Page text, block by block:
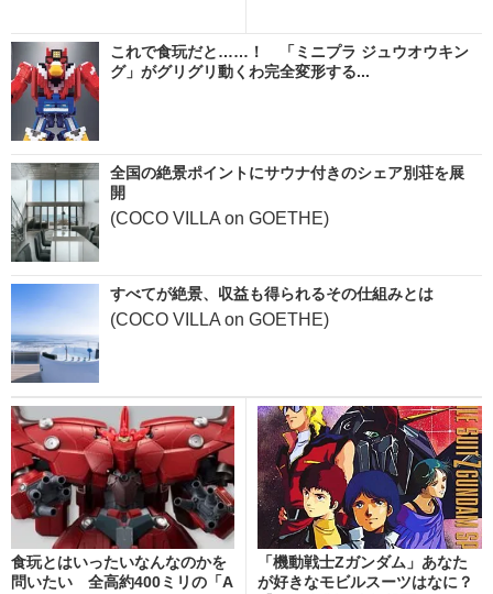
これで食玩だと……！ 「ミニプラ ジュウオウキン
グ」がグリグリ動くわ完全変形する...
全国の絶景ポイントにサウナ付きのシェア別荘を展
開
(COCO VILLA on GOETHE)
すべてが絶景、収益も得られるその仕組みとは
(COCO VILLA on GOETHE)
食玩とはいったいなんなのかを
問いたい 全高約400ミリの「A
「機動戦士Zガンダム」あなた
が好きなモビルスーツはなに？